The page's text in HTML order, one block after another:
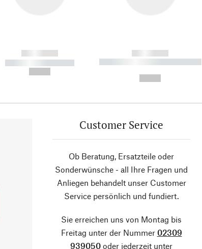
------------
----------- -----------
------------
----------- ----------- ----------
Customer Service
Ob Beratung, Ersatzteile oder
Sonderwünsche - all Ihre Fragen und
Anliegen behandelt unser Customer
Service persönlich und fundiert.
Sie erreichen uns von Montag bis
Freitag unter der Nummer 02309
939050 oder jederzeit unter